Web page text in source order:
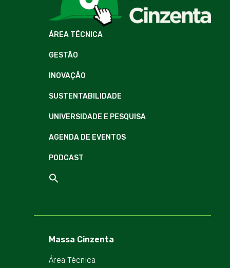
ÁREA TÉCNICA
GESTÃO
INOVAÇÃO
SUSTENTABILIDADE
UNIVERSIDADE E PESQUISA
AGENDA DE EVENTOS
PODCAST
Massa Cinzenta
Área Técnica